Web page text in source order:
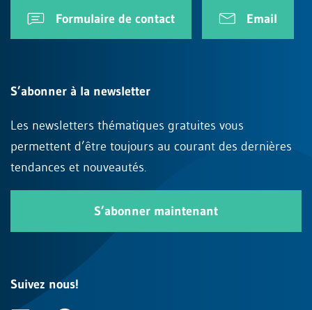
Formulaire de contact Email
S’abonner à la newsletter
Les newsletters thématiques gratuites vous
permettent d’être toujours au courant des dernières
tendances et nouveautés.
S’abonner maintenant
Suivez nous!